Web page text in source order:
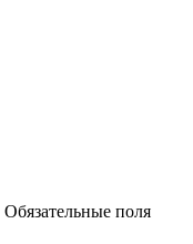
Обязательные поля